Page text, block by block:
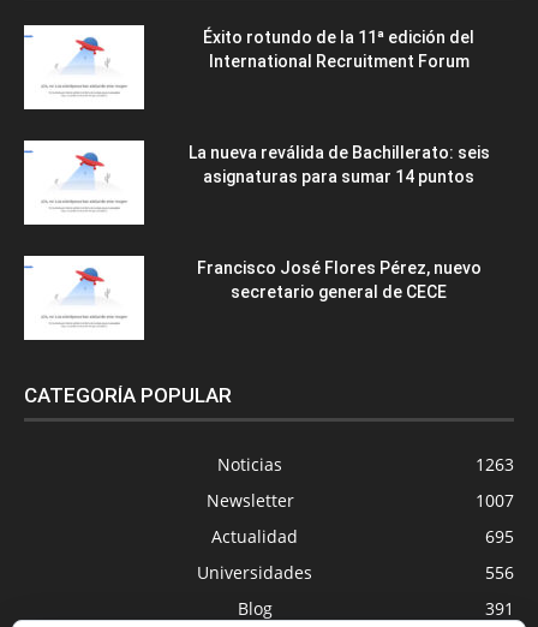
Éxito rotundo de la 11ª edición del
International Recruitment Forum
La nueva reválida de Bachillerato: seis
asignaturas para sumar 14 puntos
Francisco José Flores Pérez, nuevo
secretario general de CECE
CATEGORÍA POPULAR
Noticias
1263
Newsletter
1007
Actualidad
695
Universidades
556
Blog
391